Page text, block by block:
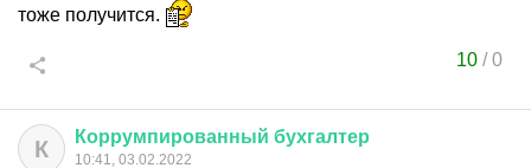
тоже получится.
10 /0
К Коррумпированный бухгалтер
10:41, 03.02.2022